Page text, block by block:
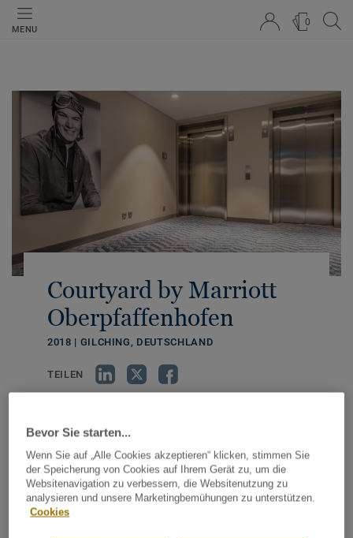
MENU
0
Courtyard by Marriott
Oberpfaffenhofen
2018 | GILCHING, DEUTSCHLAND
TEILEN
Bilder-Galerie
Bevor Sie starten...
Wenn Sie auf „Alle Cookies akzeptieren“ klicken, stimmen Sie
der Speicherung von Cookies auf Ihrem Gerät zu, um die
Websitenavigation zu verbessern, die Websitenutzung zu
analysieren und unsere Marketingbemühungen zu unterstützen.
Cookies